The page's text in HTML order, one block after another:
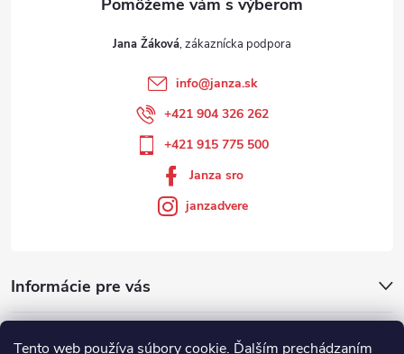
Tento web používa súbory cookie. Ďalším prechádzaním
Informácie pre vás
Jana Žáková
info@janza.sk
+421 904 326 262
+421 915 775 500
Janza sro
janzadvere